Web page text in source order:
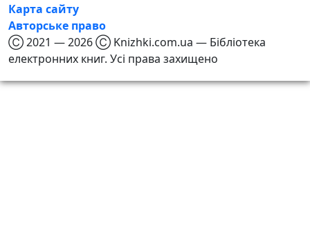
Карта сайту
Авторське право
Ⓒ 2021 — 2026 Ⓒ Knizhki.com.ua — Бібліотека
електронних книг. Усі права захищено